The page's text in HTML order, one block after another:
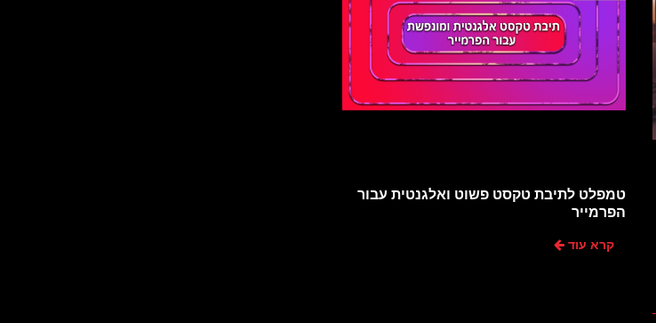
טמפלט לתיבת טקסט פשוט ואלגנטית עבור
הפרמייר
קרא עוד